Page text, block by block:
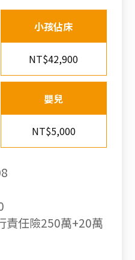
小孩佔床
NT$42,900
嬰兒
NT$5,000
責任險250萬+20萬